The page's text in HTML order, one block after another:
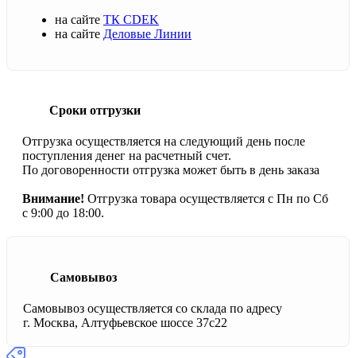
на сайте ТК CDEK
на сайте Деловые Линии
Сроки отгрузки
Отгрузка осуществляется на следующий день после
поступления денег на расчетный счет.
По договоренности отгрузка может быть в день заказа
Внимание! Отгрузка товара осуществляется с Пн по Сб
с 9:00 до 18:00.
Самовывоз
Самовывоз осуществляется со склада по адресу
г. Москва, Алтуфьевское шоссе 37с22